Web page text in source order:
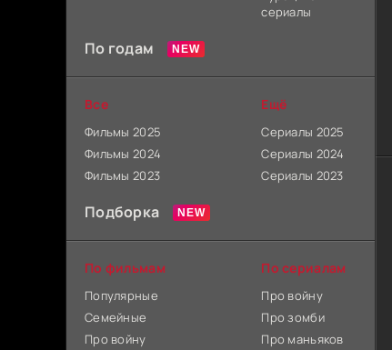
сериалы
По годам
Все
Фильмы 2025
Фильмы 2024
Фильмы 2023
Ещё
Сериалы 2025
Сериалы 2024
Сериалы 2023
Подборка
По фильмам
Популярные
Семейные
Про войну
По сериалам
Про войну
Про зомби
Про маньяков